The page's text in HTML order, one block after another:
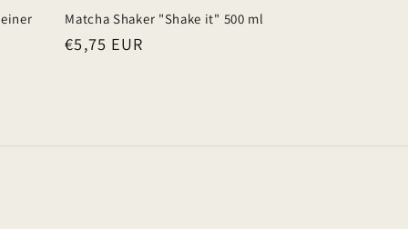
Matcha Shaker "Shake it" 500 ml
Normaler
€5,75 EUR